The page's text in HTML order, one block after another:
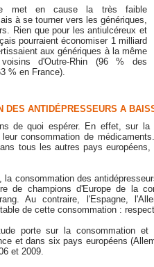
met en cause la très faible
à se tourner vers les génériques,
Rien que pour les antiulcéreux et
pourraient économiser 1 milliard
aux génériques à la même
d'Outre-Rhin (96 % des
% en France).
DES ANTIDÉPRESSEURS A
de quoi espérer. En effet, sur la
leur consommation de
tous les autres pays
la consommation des
de champions d'Europe de la
Au contraire, l'Espagne,
de cette consommation :
porte sur la consommation
et dans six pays européens
et 2009.